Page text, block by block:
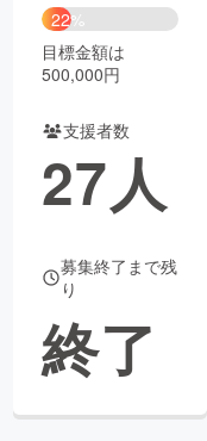
Creation
コミュニティ
22%
目標金額は
500,000円
支援者数
27人
募集終了まで残
り
終了